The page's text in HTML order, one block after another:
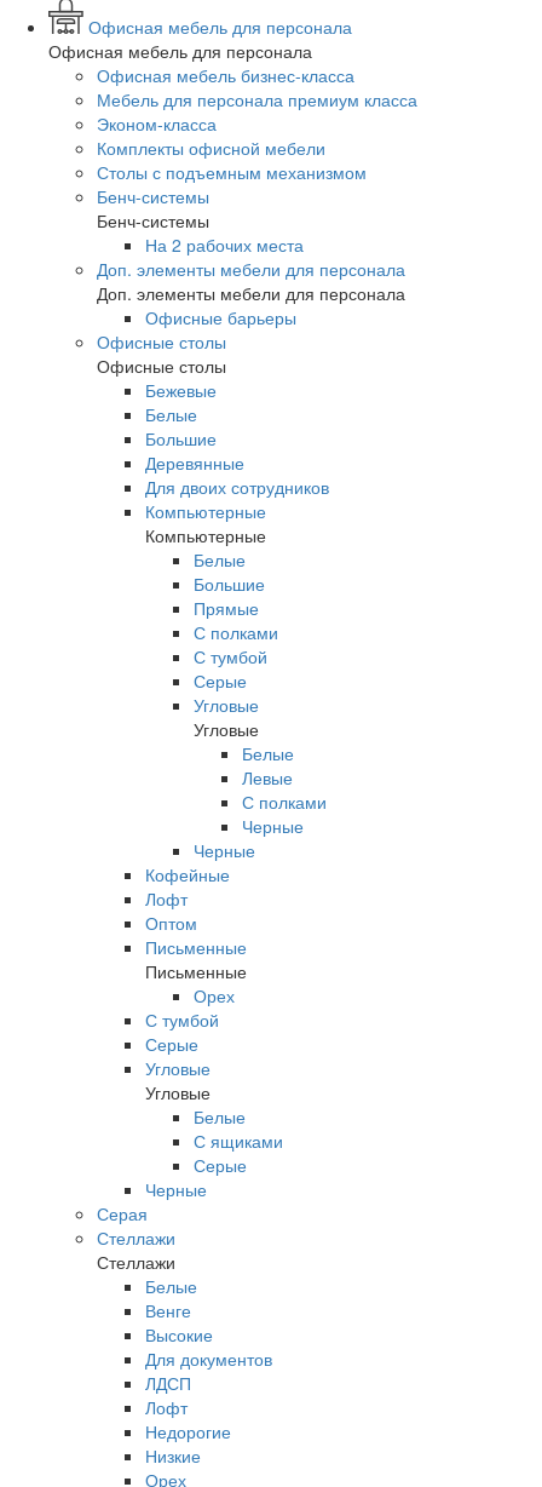
Офисная мебель для персонала
Офисная мебель для персонала
Офисная мебель бизнес-класса
Мебель для персонала премиум класса
Эконом-класса
Комплекты офисной мебели
Столы с подъемным механизмом
Бенч-системы
Бенч-системы
На 2 рабочих места
Доп. элементы мебели для персонала
Доп. элементы мебели для персонала
Офисные барьеры
Офисные столы
Офисные столы
Бежевые
Белые
Большие
Деревянные
Для двоих сотрудников
Компьютерные
Компьютерные
Белые
Большие
Прямые
С полками
С тумбой
Серые
Угловые
Угловые
Белые
Левые
С полками
Черные
Черные
Кофейные
Лофт
Оптом
Письменные
Письменные
Орех
С тумбой
Серые
Угловые
Угловые
Белые
С ящиками
Серые
Черные
Серая
Стеллажи
Стеллажи
Белые
Венге
Высокие
Для документов
ЛДСП
Лофт
Недорогие
Низкие
Орех